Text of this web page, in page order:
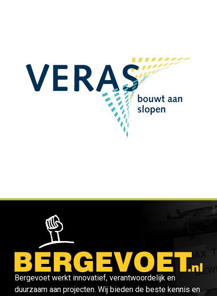
Bergevoet werkt innovatief, verantwoordelijk en
duurzaam aan projecten. Wij bieden de beste kennis en